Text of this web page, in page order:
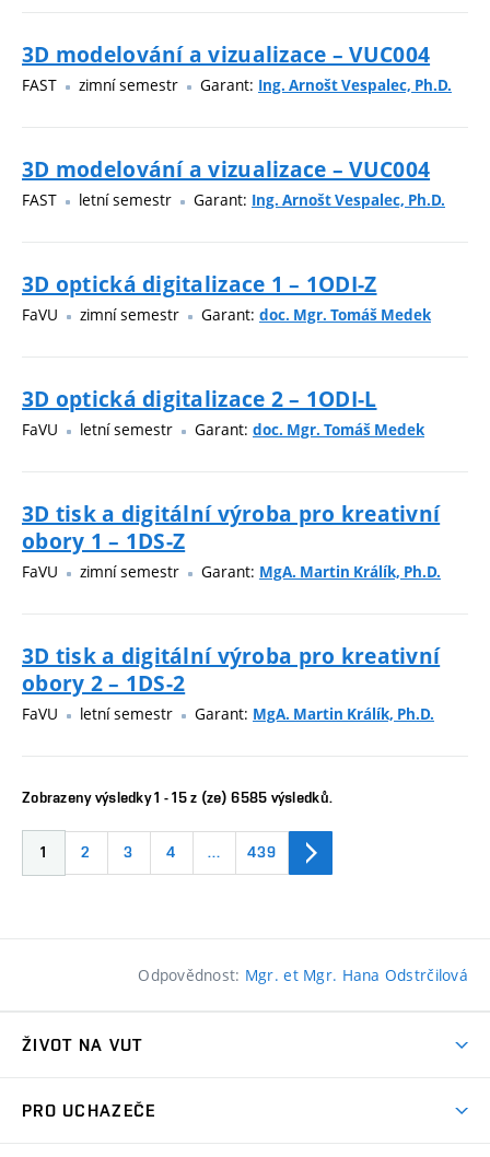
3D modelování a vizualizace – VUC004
FAST zimní semestr Garant: Ing. Arnošt Vespalec, Ph.D.
3D modelování a vizualizace – VUC004
FAST letní semestr Garant: Ing. Arnošt Vespalec, Ph.D.
3D optická digitalizace 1 – 1ODI-Z
FaVU zimní semestr Garant: doc. Mgr. Tomáš Medek
3D optická digitalizace 2 – 1ODI-L
FaVU letní semestr Garant: doc. Mgr. Tomáš Medek
3D tisk a digitální výroba pro kreativní
obory 1 – 1DS-Z
FaVU zimní semestr Garant: MgA. Martin Králík, Ph.D.
3D tisk a digitální výroba pro kreativní
obory 2 – 1DS-2
FaVU letní semestr Garant: MgA. Martin Králík, Ph.D.
Zobrazeny výsledky 1 - 15 z (ze) 6585 výsledků.
1 2 3 4 … 439
Odpovědnost: Mgr. et Mgr. Hana Odstrčilová
ŽIVOT NA VUT
PRO UCHAZEČE